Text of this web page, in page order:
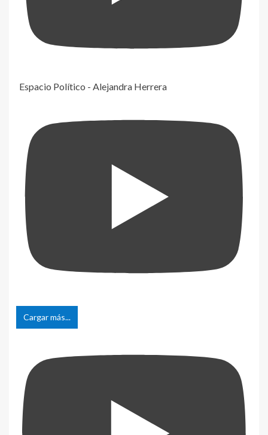
Espacio Político - Alejandra Herrera
Cargar más...